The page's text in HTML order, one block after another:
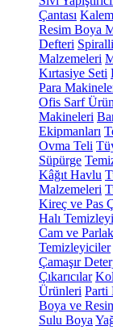
Çantası
Resim Boya
Defteri
Malzemeleri
Kırtasiye Seti
Para
Ofis Sarf
Makineleri
Ekipmanları
Ovma Teli
Süpürge
Kâğıt Havlu
Malzemeleri
Kireç ve Pas
Halı
Cam ve
Temizleyiciler
Çamaşır
Çıkarıcılar
Ürünleri Parti
Boya ve
Sulu Boya